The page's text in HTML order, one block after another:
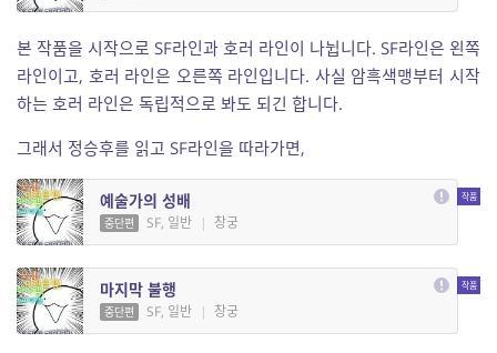
본 작품을 시작으로 SF라인과 호러 라인이 나뉩니다. SF라인은 왼쪽
라인이고, 호러 라인은 오른쪽 라인입니다. 사실 암흑색맹부터 시작
하는 호러 라인은 독립적으로 봐도 되긴 합니다.
그래서 정승후를 읽고 SF라인을 따라가면,
예술가의 성배
중단편 SF, 일반 | 창궁
마지막 불행
중단편 SF, 일반 | 창궁